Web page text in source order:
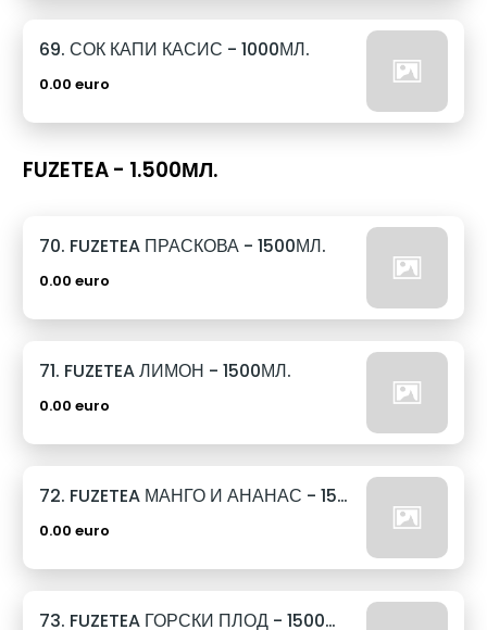
69. СОК КАПИ КАСИС - 1000МЛ.
0.00 euro
FUZETEA - 1.500МЛ.
70. FUZETEA ПРАСКОВА - 1500МЛ.
0.00 euro
71. FUZETEA ЛИМОН - 1500МЛ.
0.00 euro
72. FUZETEA МАНГО И АНАНАС - 1500МЛ.
0.00 euro
73. FUZETEA ГОРСКИ ПЛОД - 1500МЛ.